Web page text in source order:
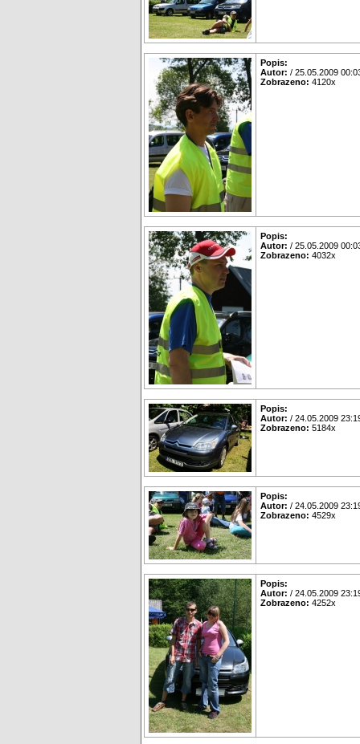
Popis:
Autor: / 25.05.2009
Zobrazeno: 4120x
Popis:
Autor: / 25.05.2009
Zobrazeno: 4032x
Popis:
Autor: / 24.05.2009
Zobrazeno: 5184x
Popis:
Autor: / 24.05.2009
Zobrazeno: 4529x
Popis:
Autor: / 24.05.2009
Zobrazeno: 4252x